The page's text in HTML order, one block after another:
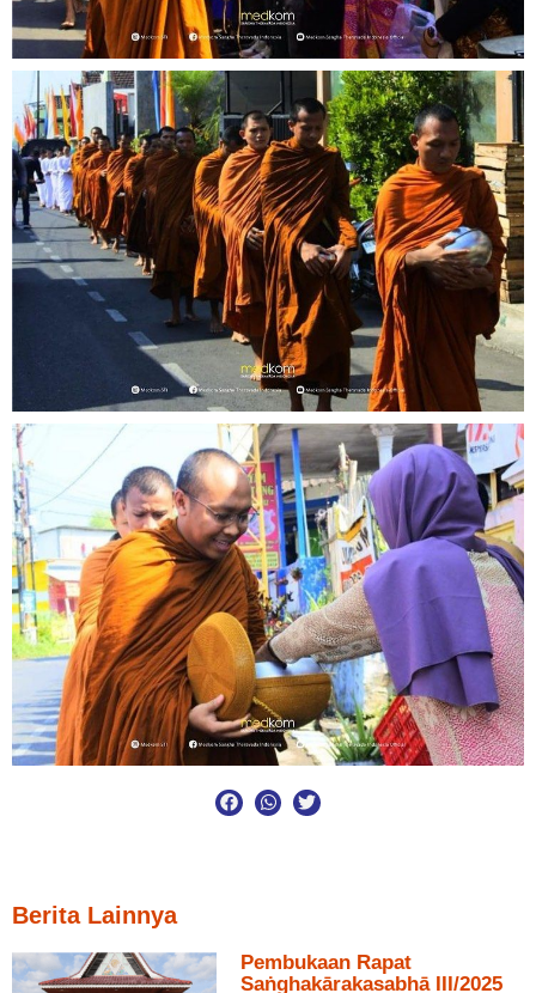
Berita Lainnya
Pembukaan Rapat
Saṅghakārakasabhā III/2025